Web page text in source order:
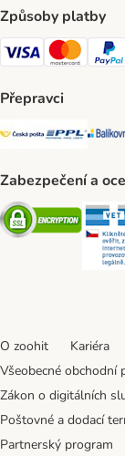
Způsoby platby
Visa Payment Method
Mastercard
Přepravci
Česká pošta
PPL
Zabezpečení a
O zoohit Kariéra
Všeobecné obchodní
Zákon o digitálních
Poštovné a dodací
Partnerský program